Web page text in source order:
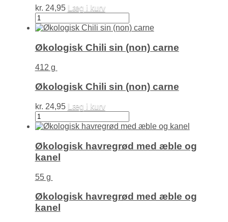
kr. 24,95
Læg i kurv
Økologisk
Chickpea
antal
Økologisk Chili sin (non) carne
412 g
Økologisk Chili sin (non) carne
kr. 24,95
Læg i kurv
Økologisk
Chili
(non)
carne
antal
Økologisk havregrød med æble og
kanel
55 g
Økologisk havregrød med æble og
kanel